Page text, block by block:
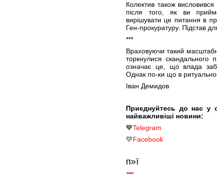
Колектив також
після того, як ви
вирішувати це питання в
Ген-прокуратуру. Підстав
***
Враховуючи такий
торкнулися
означає це, що влада
Однак по-ки що в
Іван Демидов
Приєднуйтесь до нас у
найважливіші новини:
💙Telegram
💛Facebook
п»ї